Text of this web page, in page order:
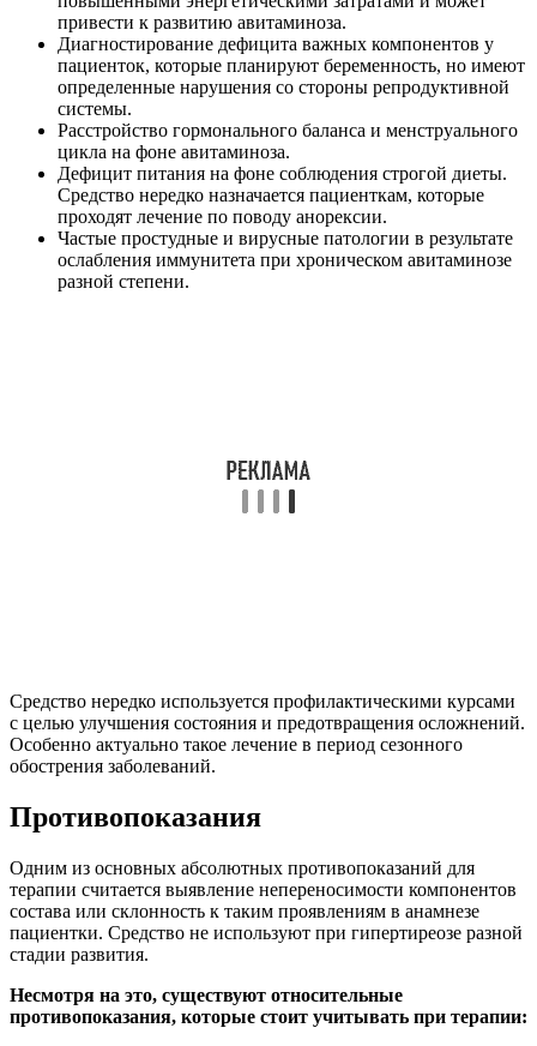
привести к развитию авитаминоза.
Диагностирование дефицита важных компонентов у
пациенток, которые планируют беременность, но имеют
определенные нарушения со стороны репродуктивной
системы.
Расстройство гормонального баланса и менструального
цикла на фоне авитаминоза.
Дефицит питания на фоне соблюдения строгой диеты.
Средство нередко назначается пациенткам, которые
проходят лечение по поводу анорексии.
Частые простудные и вирусные патологии в результате
ослабления иммунитета при хроническом авитаминозе
разной степени.
Средство нередко используется профилактическими курсами
с целью улучшения состояния и предотвращения осложнений.
Особенно актуально такое лечение в период сезонного
обострения заболеваний.
Противопоказания
Одним из основных абсолютных противопоказаний для
терапии считается выявление непереносимости компонентов
состава или склонность к таким проявлениям в анамнезе
пациентки. Средство не используют при гипертиреозе разной
стадии развития.
Несмотря на это, существуют относительные
противопоказания, которые стоит учитывать при терапии: